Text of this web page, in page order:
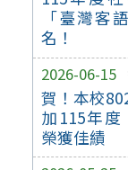
「臺灣客
名！
2026-06-15
賀！本校
加115年度
榮獲佳績